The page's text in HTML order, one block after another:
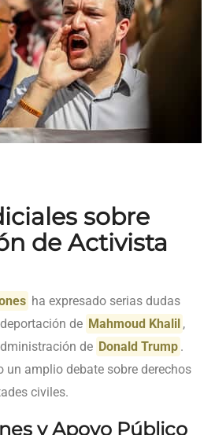
sobre
de Activista
ha expresado serias dudas
de Mahmoud Khalil ,
de Donald Trump .
un amplio debate sobre derechos
civiles.
y Apoyo Público